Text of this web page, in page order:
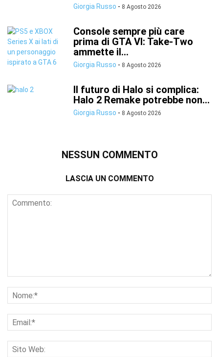
Giorgia Russo - 8 Agosto 2026
Console sempre più care
prima di GTA VI: Take-Two
ammette il...
Giorgia Russo - 8 Agosto 2026
Il futuro di Halo si complica:
Halo 2 Remake potrebbe non...
Giorgia Russo - 8 Agosto 2026
NESSUN COMMENTO
LASCIA UN COMMENTO